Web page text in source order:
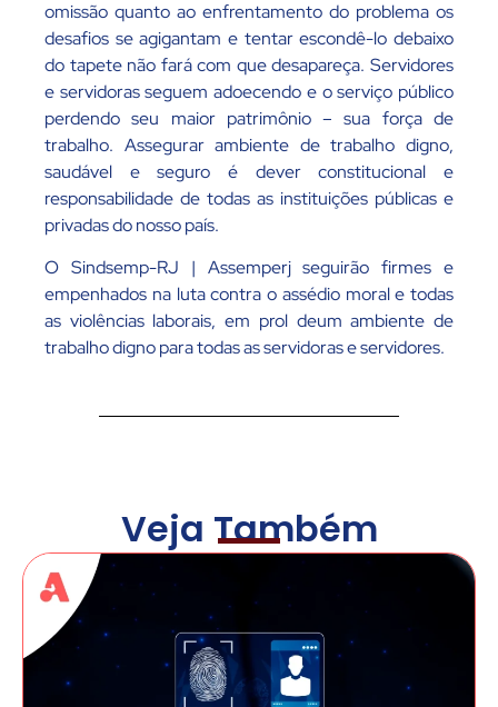
omissão quanto ao enfrentamento do problema os
desafios se agigantam e tentar escondê-lo debaixo
do tapete não fará com que desapareça. Servidores
e servidoras seguem adoecendo e o serviço público
perdendo seu maior patrimônio – sua força de
trabalho. Assegurar ambiente de trabalho digno,
saudável e seguro é dever constitucional e
responsabilidade de todas as instituições públicas e
privadas do nosso país.
O Sindsemp-RJ | Assemperj seguirão firmes e
empenhados na luta contra o assédio moral e todas
as violências laborais, em prol deum ambiente de
trabalho digno para todas as servidoras e servidores.
Veja Também